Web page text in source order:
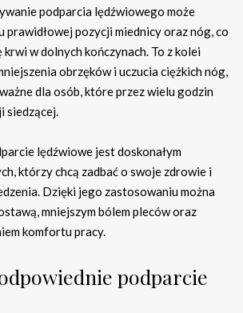
podparcia lędźwiowego może
prawidłowej pozycji miednicy oraz nóg, co
w dolnych kończynach. To z kolei
obrzęków i uczucia ciężkich nóg,
dla osób, które przez wielu godzin
siedzącej.
lędźwiowe jest doskonałym
którzy chcą zadbać o swoje zdrowie i
Dzięki jego zastosowaniu można
mniejszym bólem pleców oraz
komfortu pracy.
podparcie